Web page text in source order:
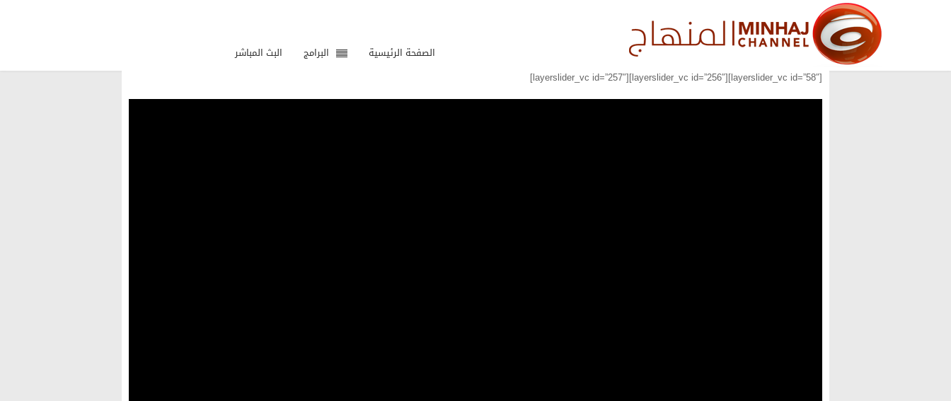
الصفحة الرئيسية البرامج البث المباشر
[layerslider_vc id=”58″][layerslider_vc id=”256″][layerslider_vc id=”257″]